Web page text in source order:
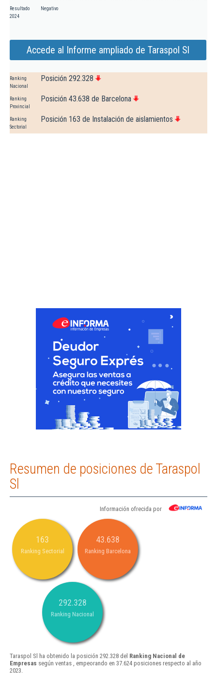
Resultado
2024
Negativo
Accede al Informe ampliado de Taraspol Sl
Ranking
Nacional
Posición 292.328
Ranking
Provincial
Posición 43.638 de Barcelona
Ranking
Sectorial
Posición 163 de Instalación de aislamientos
Resumen de posiciones de Taraspol
Sl
Información ofrecida por
163
Ranking Sectorial
43.638
Ranking Barcelona
292.328
Ranking Nacional
Taraspol Sl ha obtenido la posición 292.328 del Ranking Nacional de
Empresas según ventas , empeorando en 37.624 posiciones respecto al año
2023.